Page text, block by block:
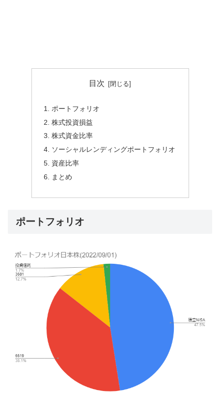
目次
ポートフォリオ
株式投資損益
株式資金比率
ソーシャルレンディングポートフォリオ
資産比率
まとめ
ポートフォリオ